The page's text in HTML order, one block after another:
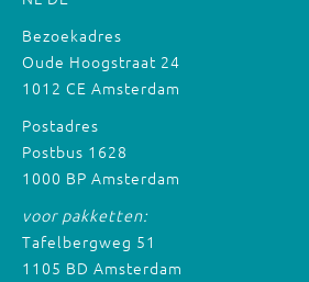
Bezoekadres
Oude Hoogstraat 24
1012 CE Amsterdam
Postadres
Postbus 1628
1000 BP Amsterdam
voor pakketten:
Tafelbergweg 51
1105 BD Amsterdam